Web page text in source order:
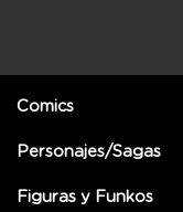
Comics
Personajes/Sagas
Figuras y Funkos